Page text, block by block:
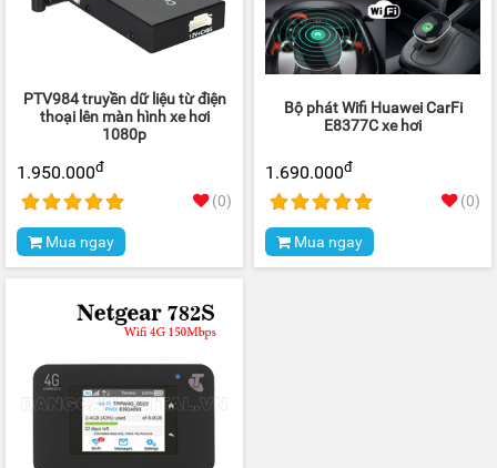
PTV984 truyền dữ liệu từ điện
thoại lên màn hình xe hơi
1080p
1.950.000đ
(0)
Mua ngay
Bộ phát Wifi Huawei CarFi
E8377C xe hơi
1.690.000đ
(0)
Mua ngay